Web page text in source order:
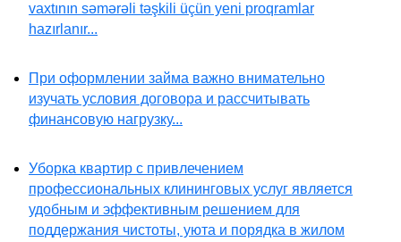
vaxtının səmərəli təşkili üçün yeni proqramlar
hazırlanır...
При оформлении займа важно внимательно
изучать условия договора и рассчитывать
финансовую нагрузку...
Уборка квартир с привлечением
профессиональных клининговых услуг является
удобным и эффективным решением для
поддержания чистоты, уюта и порядка в жилом